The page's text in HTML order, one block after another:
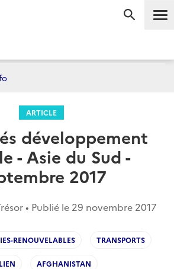
ARTICLE
développement
- Asie du Sud -
2017
• Publié le 29 novembre 2017
RENOUVELABLES TRANSPORTS
AFGHANISTAN